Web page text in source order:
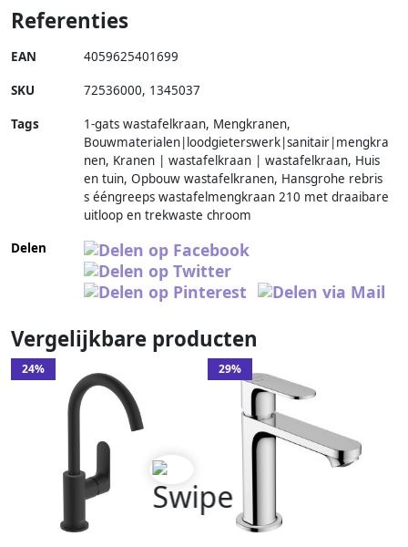
Referenties
EAN 4059625401699
SKU 72536000, 1345037
Tags
1-gats wastafelkraan, Mengkranen,
Bouwmaterialen|loodgieterswerk|sanitair|mengkra
nen, Kranen | wastafelkraan | wastafelkraan, Huis
en tuin, Opbouw wastafelkranen, Hansgrohe rebris
s ééngreeps wastafelmengkraan 210 met draaibare
uitloop en trekwaste chroom
Delen
Vergelijkbare producten
24% 29%